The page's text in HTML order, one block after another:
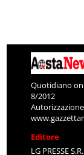
Quotidiano
8/2012
Autorizzazione
Editore
LG PRESSE S.R.L.
via Festaz, 52